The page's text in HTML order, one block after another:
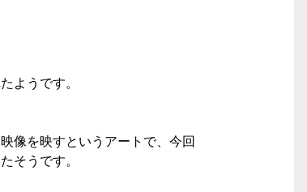
ようです。
像を映すというアートで、今回
そうです。